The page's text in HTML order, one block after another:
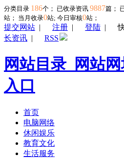
分类目录 186个； 已收录资讯 9887篇；
站； 当月收录0站; 今日审核0站；
提交网站 | 注册 | 登陆 |
长资讯 | RSS
网站目录_网站
入口
首页
电脑网络
休闲娱乐
教育文化
生活服务